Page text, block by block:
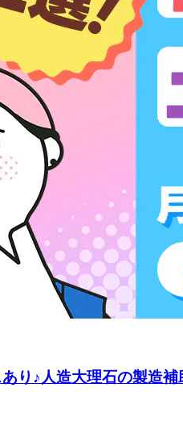
り♪人造大理石の製造補